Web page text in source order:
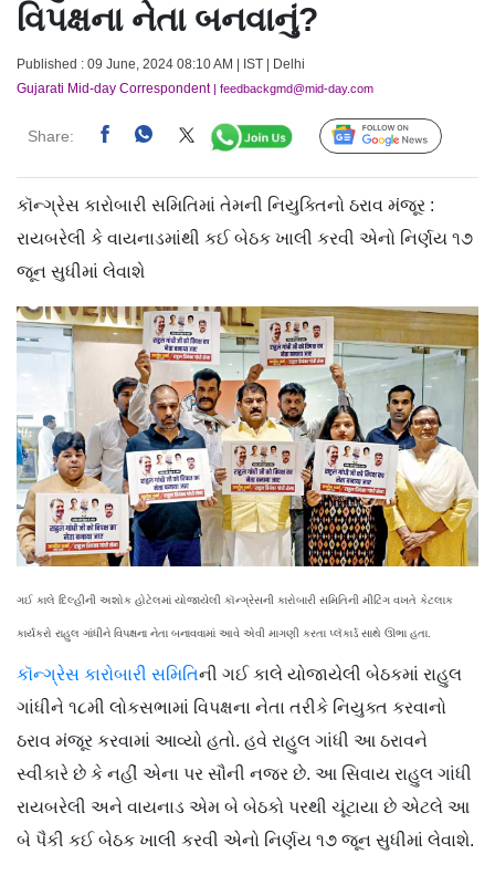
વિપક્ષના નેતા બનવાનું?
Published : 09 June, 2024 08:10 AM | IST | Delhi
Gujarati Mid-day Correspondent| feedbackgmd@mid-day.com
Share: Follow Us
કૉન્ગ્રેસ કારોબારી સમિતિમાં તેમની નિયુક્તિનો ઠરાવ મંજૂર :
રાયબરેલી કે વાયનાડમાંથી કઈ બેઠક ખાલી કરવી એનો નિર્ણય ૧૭
જૂન સુધીમાં લેવાશે
ગઈ કાલે દિલ્હીની અશોક હોટેલમાં યોજાયેલી કૉન્ગ્રેસની કારોબારી સમિતિની મીટિંગ વખતે કેટલાક
કાર્યકરો રાહુલ ગાંધીને વિપક્ષના નેતા બનાવવામાં આવે એવી માગણી કરતા પ્લૅકાર્ડ સાથે ઊભા હતા.
કૉન્ગ્રેસ કારોબારી સમિતિની ગઈ કાલે યોજાયેલી બેઠકમાં રાહુલ
ગાંધીને ૧૮મી લોકસભામાં વિપક્ષના નેતા તરીકે નિયુક્ત કરવાનો
ઠરાવ મંજૂર કરવામાં આવ્યો હતો. હવે રાહુલ ગાંધી આ ઠરાવને
સ્વીકારે છે કે નહીં એના પર સૌની નજર છે. આ સિવાય રાહુલ ગાંધી
રાયબરેલી અને વાયનાડ એમ બે બેઠકો પરથી ચૂંટાયા છે એટલે આ
બે પૈકી કઈ બેઠક ખાલી કરવી એનો નિર્ણય ૧૭ જૂન સુધીમાં લેવાશે.